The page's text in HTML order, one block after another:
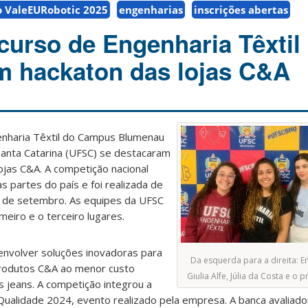
ValeEURobotic 2025 engenharias inscrições abertas
de Engenharia Têxtil
hackaton das lojas C&A
Da esquerda para a direita:
Giulia Alfe, Júlia da Costa e o
Têxtil do Campus Blumenau
Catarina (UFSC) se destacaram
C&A. A competição nacional
partes do país e foi realizada de
setembro. As equipes da UFSC
e o terceiro lugares.
soluções inovadoras para
C&A ao menor custo
A competição integrou a
2024, evento realizado pela empresa. A banca